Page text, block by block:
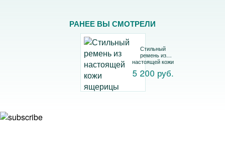
РАНЕЕ ВЫ СМОТРЕЛИ
Стильный
ремень из
настоящей кожи
ящерицы
5 200 руб.